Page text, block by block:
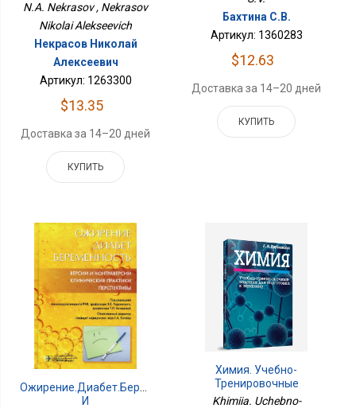
N.A. Nekrasov , Nekrasov
Nikolai Alekseevich
Некрасов Николай
Алексеевич
Артикул: 1263300
$13.35
Доставка за 14–20 дней
КУПИТЬ
Бахтина С.В.
Артикул: 1360283
$12.63
Доставка за 14–20 дней
КУПИТЬ
Ожирение.Диабет.Беременность.Версии
И
Химия. Учебно-
Тренировочные
Задания Для
Khimiia. Uchebno-